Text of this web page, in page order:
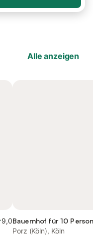
Alle anzeigen
9,0Bauernhof für 10
Porz (Köln), Köln